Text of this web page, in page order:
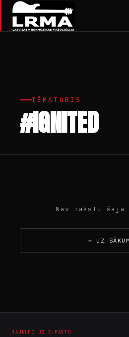
TĒMATURIS
#IGNITED
Nav rakstu šajā
← UZ
JAUNUMI UZ E-PASTU